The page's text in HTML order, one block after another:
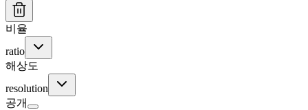
비율
ratio
해상도
resolution
공개